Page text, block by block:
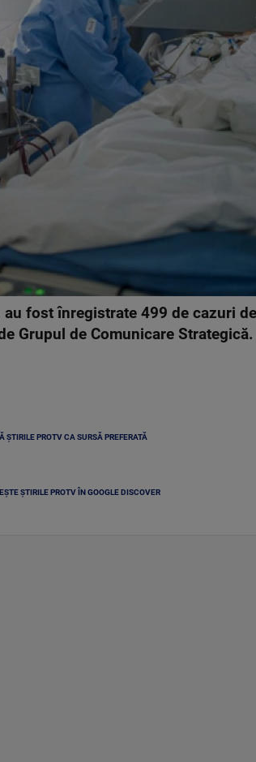
au fost înregistrate 499 de cazuri
Grupul de Comunicare Strategică.
ȘTIRILE PROTV CA SURSĂ PREFERATĂ
ȘTIRILE PROTV ÎN GOOGLE DISCOVER